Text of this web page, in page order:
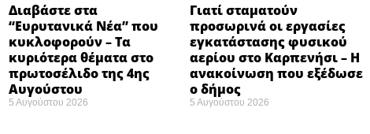
Διαβάστε στα
“Ευρυτανικά Νέα” που
κυκλοφορούν – Τα
κυριότερα θέματα στο
πρωτοσέλιδο της 4ης
Αυγούστου
5 Αυγούστου 2026
Γιατί σταματούν
προσωρινά οι εργασίες
εγκατάστασης φυσικού
αερίου στο Καρπενήσι – Η
ανακοίνωση που εξέδωσε
ο δήμος
5 Αυγούστου 2026